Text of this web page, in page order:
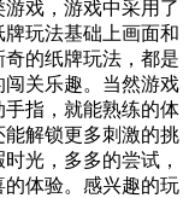
戏，游戏中采用了
玩法基础上画面和
的纸牌玩法，都是
关乐趣。当然游戏
指，就能熟练的体
解锁更多刺激的挑
光，多多的尝试，
体验。感兴趣的玩